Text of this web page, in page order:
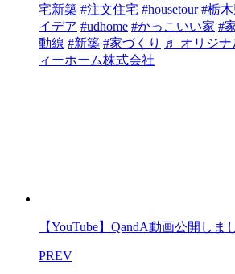
宅新築 #注文住宅 #housetour #栃
イデア #udhome #かっこいい家 #
動線 #新築 #家づくり ♬ オリジナ
ィーホーム株式会社
【YouTube】QandA動画公開しま
PREV